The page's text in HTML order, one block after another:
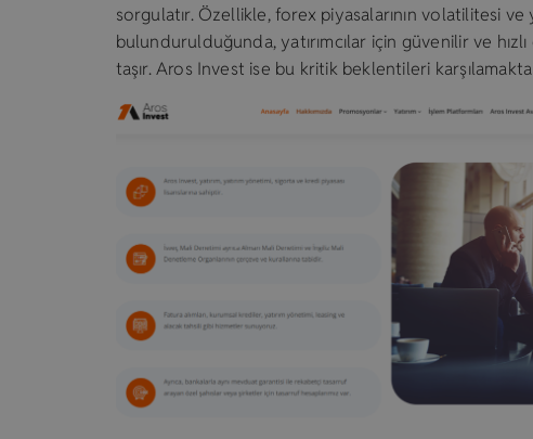
sorgulatır. Özellikle, forex piyasalarının volatilitesi
bulundurulduğunda, yatırımcılar için güvenilir ve
taşır. Aros Invest ise bu kritik beklentileri